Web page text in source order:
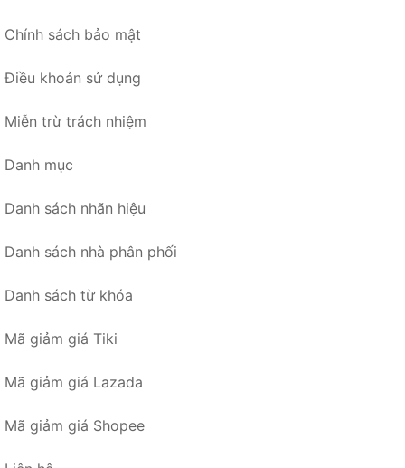
Chính sách bảo mật
Điều khoản sử dụng
Miễn trừ trách nhiệm
Danh mục
Danh sách nhãn hiệu
Danh sách nhà phân phối
Danh sách từ khóa
Mã giảm giá Tiki
Mã giảm giá Lazada
Mã giảm giá Shopee